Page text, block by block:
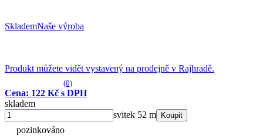
SklademNaše výroba
Produkt můžete vidět vystavený na prodejně v Rajhradě.
(0)
Cena: 122 Kč s DPH
skladem
svitek 52 m
Koupit
pozinkováno